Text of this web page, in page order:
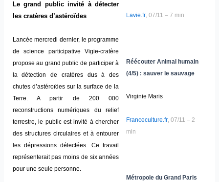
Lavie.fr, 07/11 – 7 min
Réécouter Animal humain
(4/5) : sauver le sauvage
Virginie Maris
Franceculture.fr, 07/11 – 2
min
Métropole du Grand Paris
Le grand public invité à détecter
les cratères d’astéroïdes
Lancée mercredi dernier, le programme
de science participative Vigie-cratère
propose au grand public de participer à
la détection de cratères dus à des
chutes d’astéroïdes sur la surface de la
Terre. A partir de 200 000
reconstructions numériques du relief
terrestre, le public est invité à chercher
des structures circulaires et à entourer
les dépressions détectées. Ce travail
représenterait pas moins de six années
pour une seule personne.